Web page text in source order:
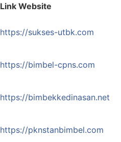
Link Website
https://sukses-utbk.com
https://bimbel-cpns.com
https://bimbekkedinasan.net
https://pknstanbimbel.com